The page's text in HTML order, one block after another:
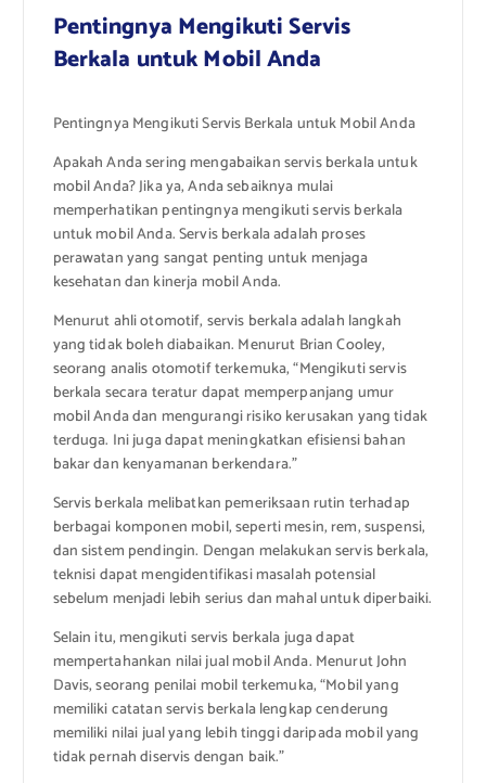
Pentingnya Mengikuti Servis
Berkala untuk Mobil Anda
Pentingnya Mengikuti Servis Berkala untuk Mobil Anda
Apakah Anda sering mengabaikan servis berkala untuk
mobil Anda? Jika ya, Anda sebaiknya mulai
memperhatikan pentingnya mengikuti servis berkala
untuk mobil Anda. Servis berkala adalah proses
perawatan yang sangat penting untuk menjaga
kesehatan dan kinerja mobil Anda.
Menurut ahli otomotif, servis berkala adalah langkah
yang tidak boleh diabaikan. Menurut Brian Cooley,
seorang analis otomotif terkemuka, “Mengikuti servis
berkala secara teratur dapat memperpanjang umur
mobil Anda dan mengurangi risiko kerusakan yang tidak
terduga. Ini juga dapat meningkatkan efisiensi bahan
bakar dan kenyamanan berkendara.”
Servis berkala melibatkan pemeriksaan rutin terhadap
berbagai komponen mobil, seperti mesin, rem, suspensi,
dan sistem pendingin. Dengan melakukan servis berkala,
teknisi dapat mengidentifikasi masalah potensial
sebelum menjadi lebih serius dan mahal untuk diperbaiki.
Selain itu, mengikuti servis berkala juga dapat
mempertahankan nilai jual mobil Anda. Menurut John
Davis, seorang penilai mobil terkemuka, “Mobil yang
memiliki catatan servis berkala lengkap cenderung
memiliki nilai jual yang lebih tinggi daripada mobil yang
tidak pernah diservis dengan baik.”